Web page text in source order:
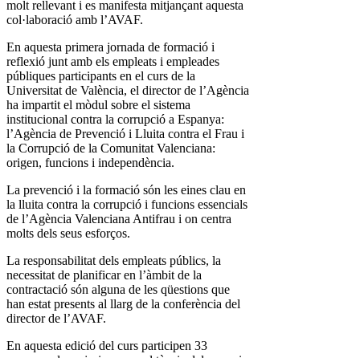
molt rellevant i es manifesta mitjançant aquesta
col·laboració amb l’AVAF.
En aquesta primera jornada de formació i
reflexió junt amb els empleats i empleades
públiques participants en el curs de la
Universitat de València, el director de l’Agència
ha impartit el mòdul sobre el sistema
institucional contra la corrupció a Espanya:
l’Agència de Prevenció i Lluita contra el Frau i
la Corrupció de la Comunitat Valenciana:
origen, funcions i independència.
La prevenció i la formació són les eines clau en
la lluita contra la corrupció i funcions essencials
de l’Agència Valenciana Antifrau i on centra
molts dels seus esforços.
La responsabilitat dels empleats públics, la
necessitat de planificar en l’àmbit de la
contractació són alguna de les qüestions que
han estat presents al llarg de la conferència del
director de l’AVAF.
En aquesta edició del curs participen 33